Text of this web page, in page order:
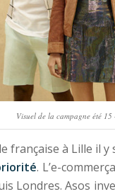
Visuel de la campagne été 15
française à Lille il y
. L’e-
Londres. Asos